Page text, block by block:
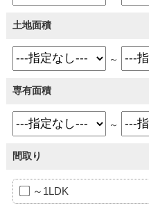
土地面積
～
専有面積
～
間取り
～1LDK